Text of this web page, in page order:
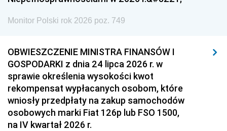
Monitor Polski rok 2026 poz. 749
OBWIESZCZENIE MINISTRA FINANSÓW I
GOSPODARKI z dnia 24 lipca 2026 r. w
sprawie określenia wysokości kwot
rekompensat wypłacanych osobom, które
wniosły przedpłaty na zakup samochodów
osobowych marki Fiat 126p lub FSO 1500,
na IV kwartał 2026 r.